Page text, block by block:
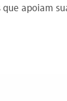
apoiam